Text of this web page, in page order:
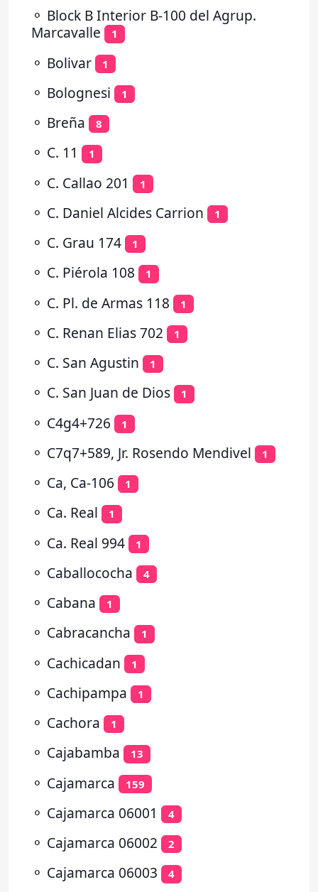
⚬ Block B Interior B-100 del Agrup.
Marcavalle
1
⚬ Bolivar 1
⚬ Bolognesi 1
⚬ Breña 8
⚬ C. 11 1
⚬ C. Callao 201 1
⚬ C. Daniel Alcides Carrion 1
⚬ C. Grau 174 1
⚬ C. Piérola 108 1
⚬ C. Pl. de Armas 118 1
⚬ C. Renan Elias 702 1
⚬ C. San Agustin 1
⚬ C. San Juan de Dios 1
⚬ C4g4+726 1
⚬ C7q7+589, Jr. Rosendo Mendivel 1
⚬ Ca, Ca-106 1
⚬ Ca. Real 1
⚬ Ca. Real 994 1
⚬ Caballococha 4
⚬ Cabana 1
⚬ Cabracancha 1
⚬ Cachicadan 1
⚬ Cachipampa 1
⚬ Cachora 1
⚬ Cajabamba 13
⚬ Cajamarca 159
⚬ Cajamarca 06001 4
⚬ Cajamarca 06002 2
⚬ Cajamarca 06003 4